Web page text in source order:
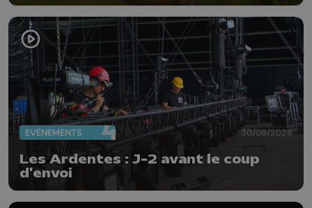
EVÈNEMENTS 30/06/2026
Les Ardentes : J-2 avant le coup
d'envoi